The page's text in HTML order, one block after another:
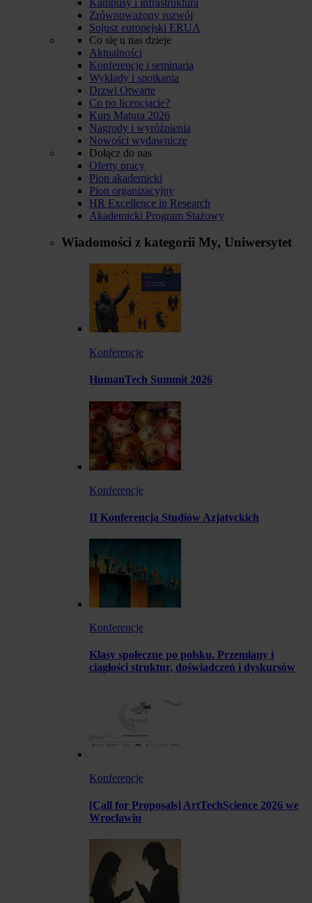
Zrównoważony rozwój
Sojusz europejski ERUA
Co się u nas dzieje
Aktualności
Konferencje i seminaria
Wykłady i spotkania
Drzwi Otwarte
Co po licencjacie?
Kurs Matura 2026
Nagrody i wyróżnienia
Nowości wydawnicze
Dołącz do nas
Oferty pracy
Pion akademicki
Pion organizacyjny
HR Excellence in Research
Akademicki Program Stażowy
Wiadomości z kategorii My, Uniwersytet
Konferencje
HumanTech Summit 2026
Konferencje
II Konferencja Studiów Azjatyckich
Konferencje
Klasy społeczne po polsku. Przemiany i
ciągłości struktur, doświadczeń i dyskursów
Konferencje
[Call for Proposals] ArtTechScience 2026 we
Wrocławiu